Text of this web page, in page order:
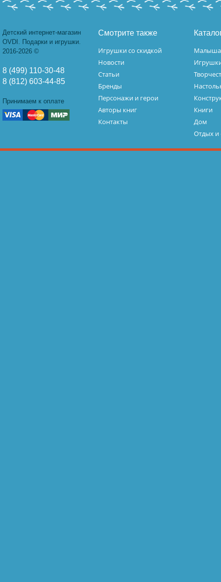
Детский интернет-магазин
OVDI. Подарки и игрушки.
2016-2026 ©
8 (499) 110-30-48
8 (812) 603-44-85
Принимаем к оплате
Смотрите также
Игрушки со скидкой
Новости
Статьи
Бренды
Персонажи и герои
Авторы книг
Контакты
Книги
Дом
Отдых и